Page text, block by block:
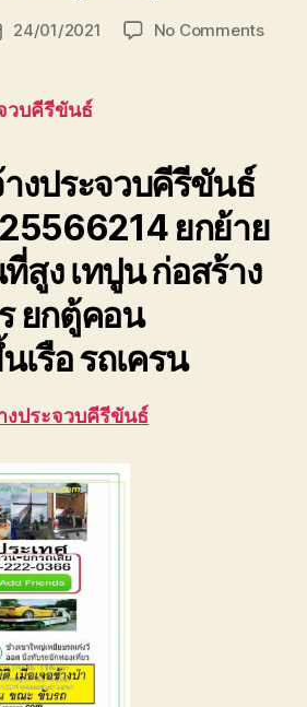
24/01/2021 No Commentson
ของ
เทปูน
วบคีรีขันธ์
งประจวบคีรีขันธ์
ยกย้าย
สูง เทปูน ก่อสร้าง
ยกตู้คอน
เรือ รถเครน
งประจวบคีรีขันธ์